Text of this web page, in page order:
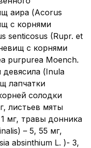
аира (Acorus
с корнями
senticosus (Rupr. et
с корнями
purpurea Moench.
(Inula
лапчатки
солодки
листьев мяты
мг, травы донника
– 5, 55 мг,
absinthium L. )- 3,